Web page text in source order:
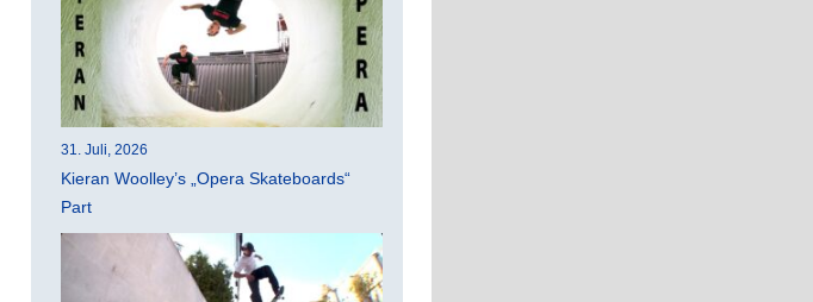
31. Juli, 2026
Kieran Woolley’s „Opera Skateboards“
Part